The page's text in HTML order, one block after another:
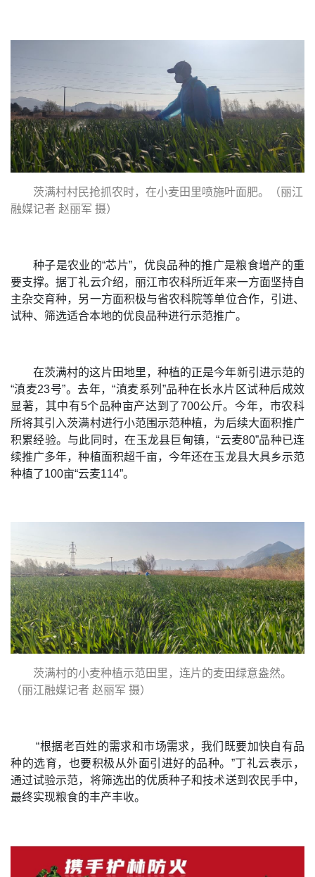
茨满村村民抢抓农时，在小麦田里喷施叶面肥。（丽江
融媒记者 赵丽军 摄）
种子是农业的“芯片”，优良品种的推广是粮食增产的重
要支撑。据丁礼云介绍，丽江市农科所近年来一方面坚持自
主杂交育种，另一方面积极与省农科院等单位合作，引进、
试种、筛选适合本地的优良品种进行示范推广。
在茨满村的这片田地里，种植的正是今年新引进示范的
“滇麦23号”。去年，“滇麦系列”品种在长水片区试种后成效
显著，其中有5个品种亩产达到了700公斤。今年，市农科
所将其引入茨满村进行小范围示范种植，为后续大面积推广
积累经验。与此同时，在玉龙县巨甸镇，“云麦80”品种已连
续推广多年，种植面积超千亩，今年还在玉龙县大具乡示范
种植了100亩“云麦114”。
茨满村的小麦种植示范田里，连片的麦田绿意盎然。
（丽江融媒记者 赵丽军 摄）
“根据老百姓的需求和市场需求，我们既要加快自有品
种的选育，也要积极从外面引进好的品种。”丁礼云表示，
通过试验示范，将筛选出的优质种子和技术送到农民手中，
最终实现粮食的丰产丰收。